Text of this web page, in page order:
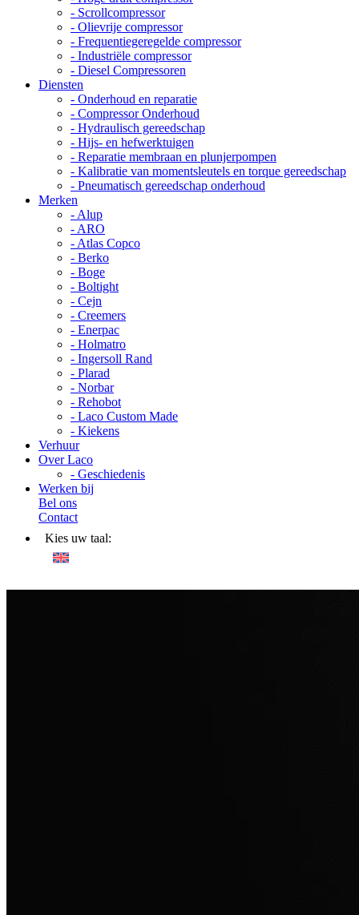
- Scrollcompressor
- Olievrije compressor
- Frequentiegeregelde compressor
- Industriële compressor
- Diesel Compressoren
Diensten
- Onderhoud en reparatie
- Compressor Onderhoud
- Hydraulisch gereedschap
- Hijs- en hefwerktuigen
- Reparatie membraan en plunjerpompen
- Kalibratie van momentsleutels en torque gereedschap
- Pneumatisch gereedschap onderhoud
Merken
- Alup
- ARO
- Atlas Copco
- Berko
- Boge
- Boltight
- Cejn
- Creemers
- Enerpac
- Holmatro
- Ingersoll Rand
- Plarad
- Norbar
- Rehobot
- Laco Custom Made
- Kiekens
Verhuur
Over Laco
- Geschiedenis
Werken bij
Bel ons
Contact
Kies uw taal: